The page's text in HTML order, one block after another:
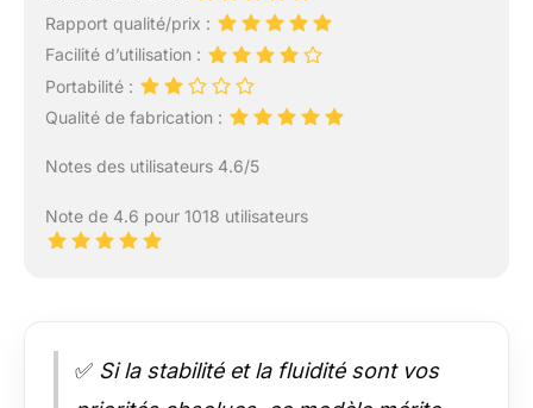
Rapport qualité/prix :
Facilité d’utilisation :
Portabilité :
Qualité de fabrication :
Notes des utilisateurs 4.6/5
Note de 4.6 pour 1018 utilisateurs
✅ Si la stabilité et la fluidité sont vos